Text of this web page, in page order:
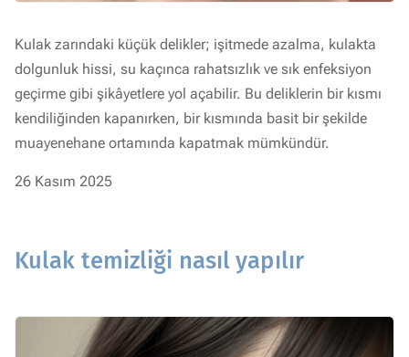
Kulak zarındaki küçük delikler; işitmede azalma, kulakta
dolgunluk hissi, su kaçınca rahatsızlık ve sık enfeksiyon
geçirme gibi şikâyetlere yol açabilir. Bu deliklerin bir kısmı
kendiliğinden kapanırken, bir kısmında basit bir şekilde
muayenehane ortamında kapatmak mümkündür.
26 Kasım 2025
Kulak temizliği nasıl yapılır